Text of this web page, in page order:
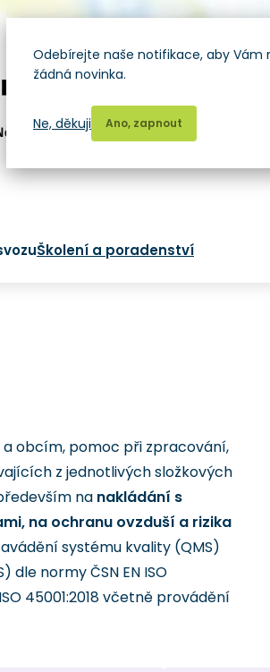
Školení a poradenství
obcím, pomoc při zpracování,
z jednotlivých složkových
na nakládání s
na ochranu ovzduší a rizika
systému kvality (QMS)
dle normy ČSN EN ISO
45001:2018 včetně provádění
Odebírejte naše notifikace, aby Vám
žádná novinka.
Ano, zapnout
Ne, děkuji